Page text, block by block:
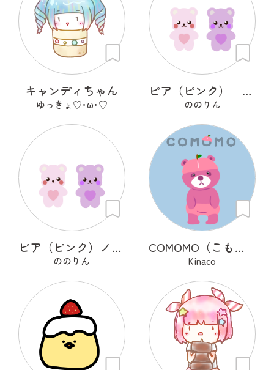
キャンディちゃん
ゆっきょ♡･ω･♡
ピア（ピンク） ムア（紫）
ののりん
ピア（ピンク）ノア（紫）
ののりん
COMOMO（こもも）
Kinaco